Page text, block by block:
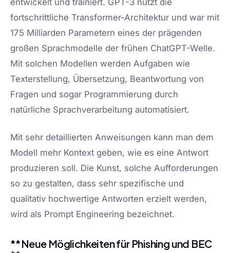
entwickelt und trainiert. GPT-3 nutzt die
fortschrittliche Transformer-Architektur und war mit
175 Milliarden Parametern eines der prägenden
großen Sprachmodelle der frühen ChatGPT-Welle.
Mit solchen Modellen werden Aufgaben wie
Texterstellung, Übersetzung, Beantwortung von
Fragen und sogar Programmierung durch
natürliche Sprachverarbeitung automatisiert.
Mit sehr detaillierten Anweisungen kann man dem
Modell mehr Kontext geben, wie es eine Antwort
produzieren soll. Die Kunst, solche Aufforderungen
so zu gestalten, dass sehr spezifische und
qualitativ hochwertige Antworten erzielt werden,
wird als Prompt Engineering bezeichnet.
**Neue Möglichkeiten für Phishing und BEC